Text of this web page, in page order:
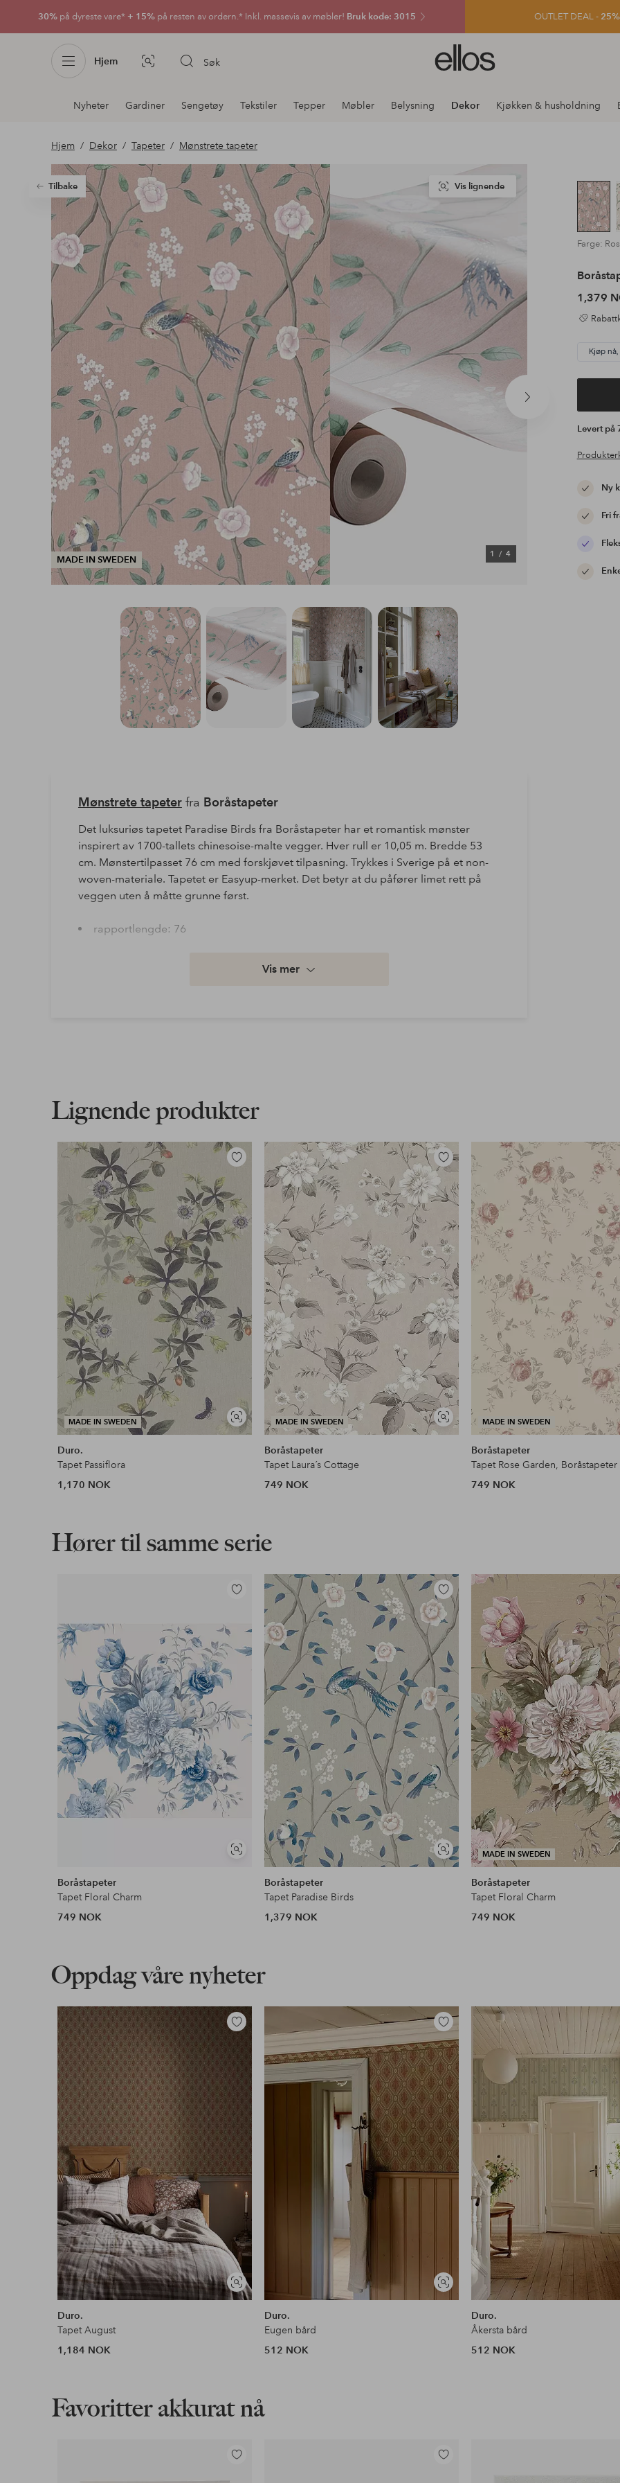
30% på dyreste vare* + 15% på resten av ordern.* Inkl. massevis av møbler! Bruk kode: 3015 OUTLET DEAL -
Hjem Bildesøk Søk
Ellos
logo
Avdelingsnavigering
Nyheter Gardiner Sengetøy Tekstiler Tepper Møbler Belysning Dekor Kjøkken & husholdning
Hjem Dekor Tapeter Mønstrete tapeter
Tilbake
Neste
MADE IN SWEDEN
1/ 4
Vis lignende
Farge:
1,379
Kjøp
Levert
Ny
Fri
Mønstrete tapeterfra Boråstapeter
Det luksuriøs tapetet Paradise Birds fra Boråstapeter har et romantisk mønster
inspirert av 1700-tallets chinesoise-malte vegger. Hver rull er 10,05 m. Bredde 53
cm. Mønstertilpasset 76 cm med forskjøvet tilpasning. Trykkes i Sverige på et non-
woven-materiale. Tapetet er Easyup-merket. Det betyr at du påfører limet rett på
veggen uten å måtte grunne først.
rapportlengde: 76
Faktura & Konto
Våre mest fordelaktige betalingsmåter
Les mer
Vis mer
Lignende produkter
MADE IN SWEDEN
Vis
lignende
Legg
favoritter
Duro.
Tapet Passiflora
1,170 NOK
MADE IN SWEDEN
Vis
lignende
Legg
til
favoritter
Boråstapeter
Tapet Laura´s Cottage
749 NOK
MADE IN SWEDEN
Boråstapeter
Tapet Rose Garden,
749 NOK
Hører til samme serie
Vis
lignende
Legg
favoritter
Boråstapeter
Tapet Floral Charm
749 NOK
Vis
lignende
Legg
til
favoritter
Boråstapeter
Tapet Paradise Birds
1,379 NOK
MADE IN SWEDEN
Boråstapeter
Tapet Floral Charm
749 NOK
Oppdag våre nyheter
Vis
lignende
Legg
til
favoritter
Duro.
Tapet August
1,184 NOK
Vis
lignende
Legg
til
favoritter
Duro.
Eugen bård
512 NOK
Duro.
Åkersta bård
512 NOK
Favoritter akkurat nå
Legg
Legg